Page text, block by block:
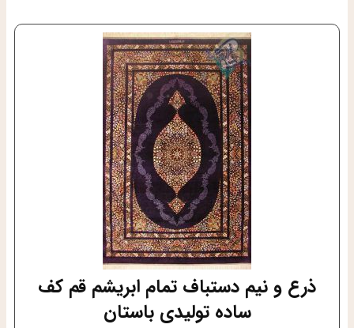
ذرع و نیم دستباف تمام ابریشم قم کف
ساده تولیدی باستان